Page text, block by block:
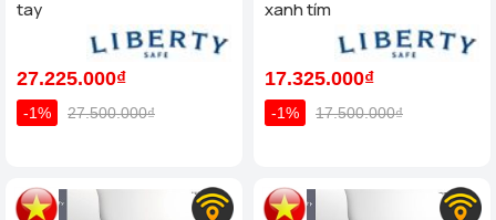
tay
27.225.000₫
-1% 27.500.000₫
xanh tím
17.325.000₫
-1% 17.500.000₫